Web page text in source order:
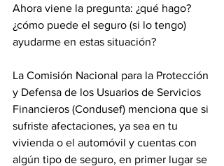
Ahora viene la pregunta: ¿qué hago?
¿cómo puede el seguro (si lo tengo)
ayudarme en estas situación?
La Comisión Nacional para la Protección
y Defensa de los Usuarios de Servicios
Financieros (Condusef) menciona que si
sufriste afectaciones, ya sea en tu
vivienda o el automóvil y cuentas con
algún tipo de seguro, en primer lugar se